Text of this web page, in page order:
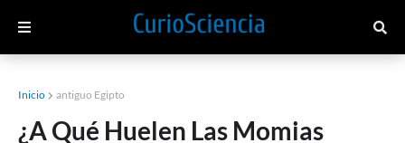
Inicio antiguo Egipto
¿A Qué Huelen Las Momias